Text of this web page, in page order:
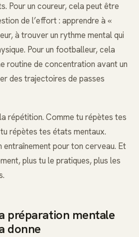
Pour un coureur, cela peut être
de l’effort : apprendre à «
à trouver un rythme mental qui
Pour un footballeur, cela
routine de concentration avant un
des trajectoires de passes
répétition. Comme tu répètes tes
répètes tes états mentaux.
entraînement pour ton cerveau. Et
plus tu le pratiques, plus les
préparation mentale
donne